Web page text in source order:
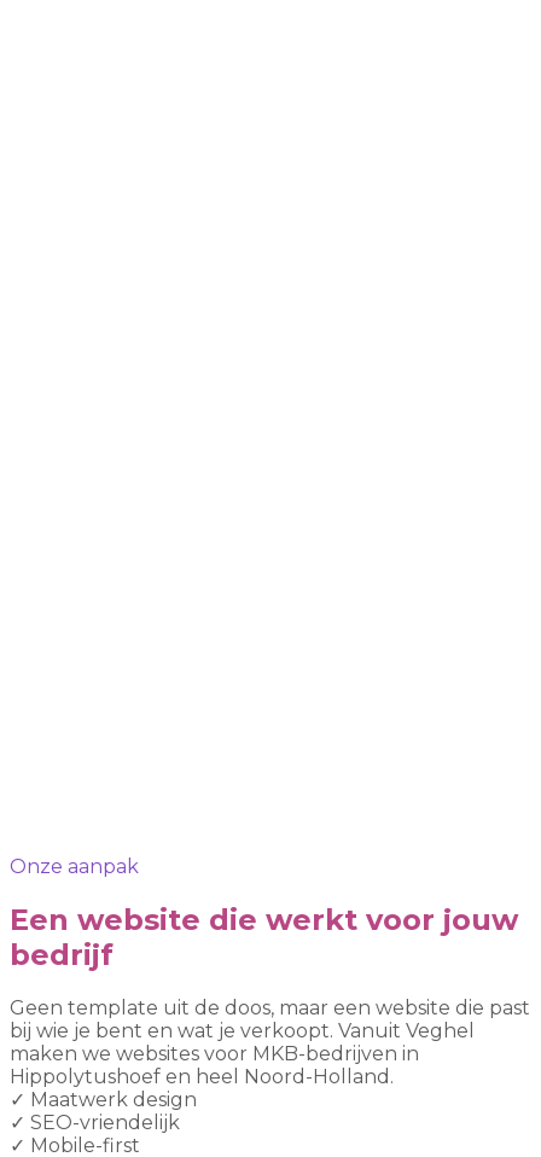
Onze aanpak
Een website die werkt voor jouw
bedrijf
Geen template uit de doos, maar een website die past
bij wie je bent en wat je verkoopt. Vanuit Veghel
maken we websites voor MKB-bedrijven in
Hippolytushoef en heel Noord-Holland.
✓ Maatwerk design
✓ SEO-vriendelijk
✓ Mobile-first